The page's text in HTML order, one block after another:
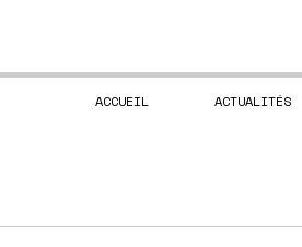
ACCUEIL ACTUALITÉS